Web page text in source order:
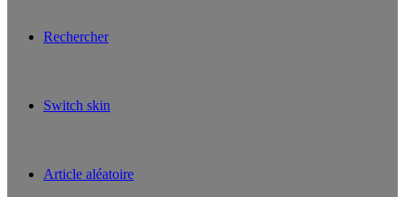
Rechercher
Switch skin
Article aléatoire